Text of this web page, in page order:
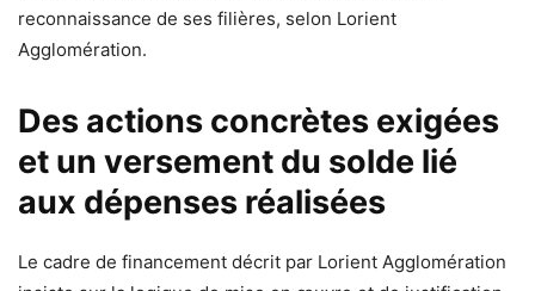
reconnaissance de ses filières, selon Lorient
Agglomération.
Des actions concrètes exigées
et un versement du solde lié
aux dépenses réalisées
Le cadre de financement décrit par Lorient Agglomération